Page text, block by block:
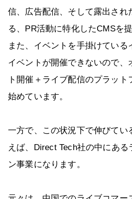
信、広告配信、そして露出され
る、PR活動に特化したCMSを
また、イベントを手掛けてい
イベントが開催できないので、
ト開催＋ライブ配信のプラッ
始めています。
一方で、この状況下で伸びてい
えば、Direct Tech社の中にある
ン事業になります。